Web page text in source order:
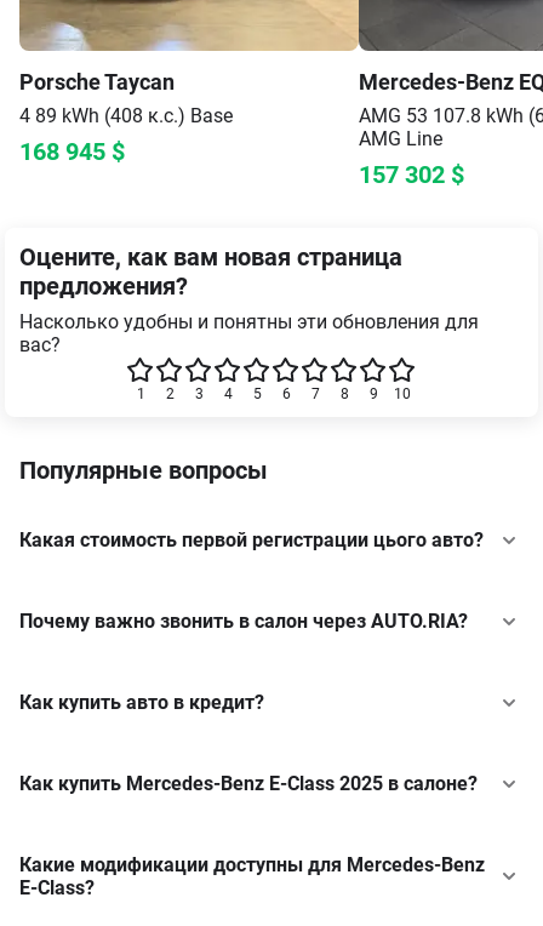
PorscheTaycan
4 89 kWh (408 к.с.) Base
168 945 $
Mercedes-Benz
AMG 53 107.8 kWh
AMG Line
157 302 $
Оцените, как вам новая страница
предложения?
Насколько удобны и понятны эти обновления для
вас?
10
9
8
7
6
5
4
3
2
1
Популярные вопросы
Какая стоимость первой регистрации цього авто?
Почему важно звонить в салон через AUTO.RIA?
Как купить авто в кредит?
Как купить Mercedes-Benz E-Class 2025 в салоне?
Какие модификации доступны для Mercedes-Benz
E-Class?